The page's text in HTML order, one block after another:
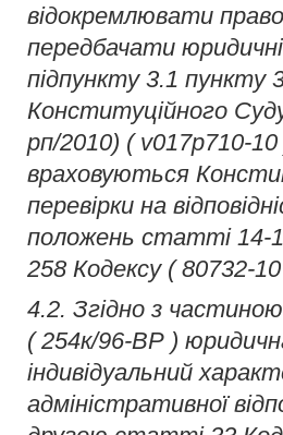
відокремлювати
передбачати
підпункту 3.1 пункту
Конституційного
рп/2010) ( v017p710-
враховуються
перевірки на
положень статті 14-
258 Кодексу ( 80732-
4.2. Згідно з
( 254к/96-ВР )
індивідуальний
адміністративної